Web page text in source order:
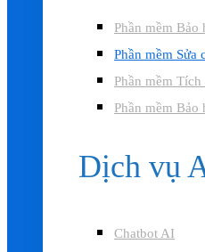
Phần mềm Bảo
Phần mềm Sửa
Phần mềm
Phần mềm Bảo
Dịch vụ
Chatbot AI